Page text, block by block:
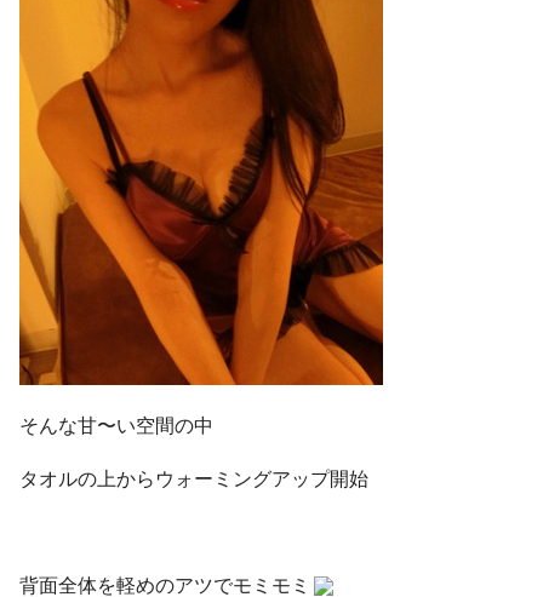
そんな甘〜い空間の中
タオルの上からウォーミングアップ開始
背面全体を軽めのアツでモミモミ